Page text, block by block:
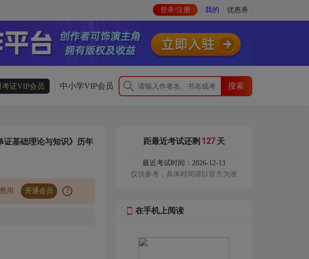
登录/注册 我的 优惠券
考证VIP会员 中小学VIP会员
证基础理论与知识》历年
用 开通会员 ?
距最近考试还剩 127 天
最近考试时间：2026-12-13
仅供参考，具体时间请以官方为准
在手机上阅读